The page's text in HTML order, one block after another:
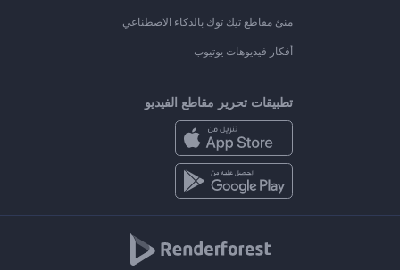
منئ مقاطع تيك توك بالذكاء الاصطناعي
أفكار فيديوهات يوتيوب
تطبيقات تحرير مقاطع الفيديو